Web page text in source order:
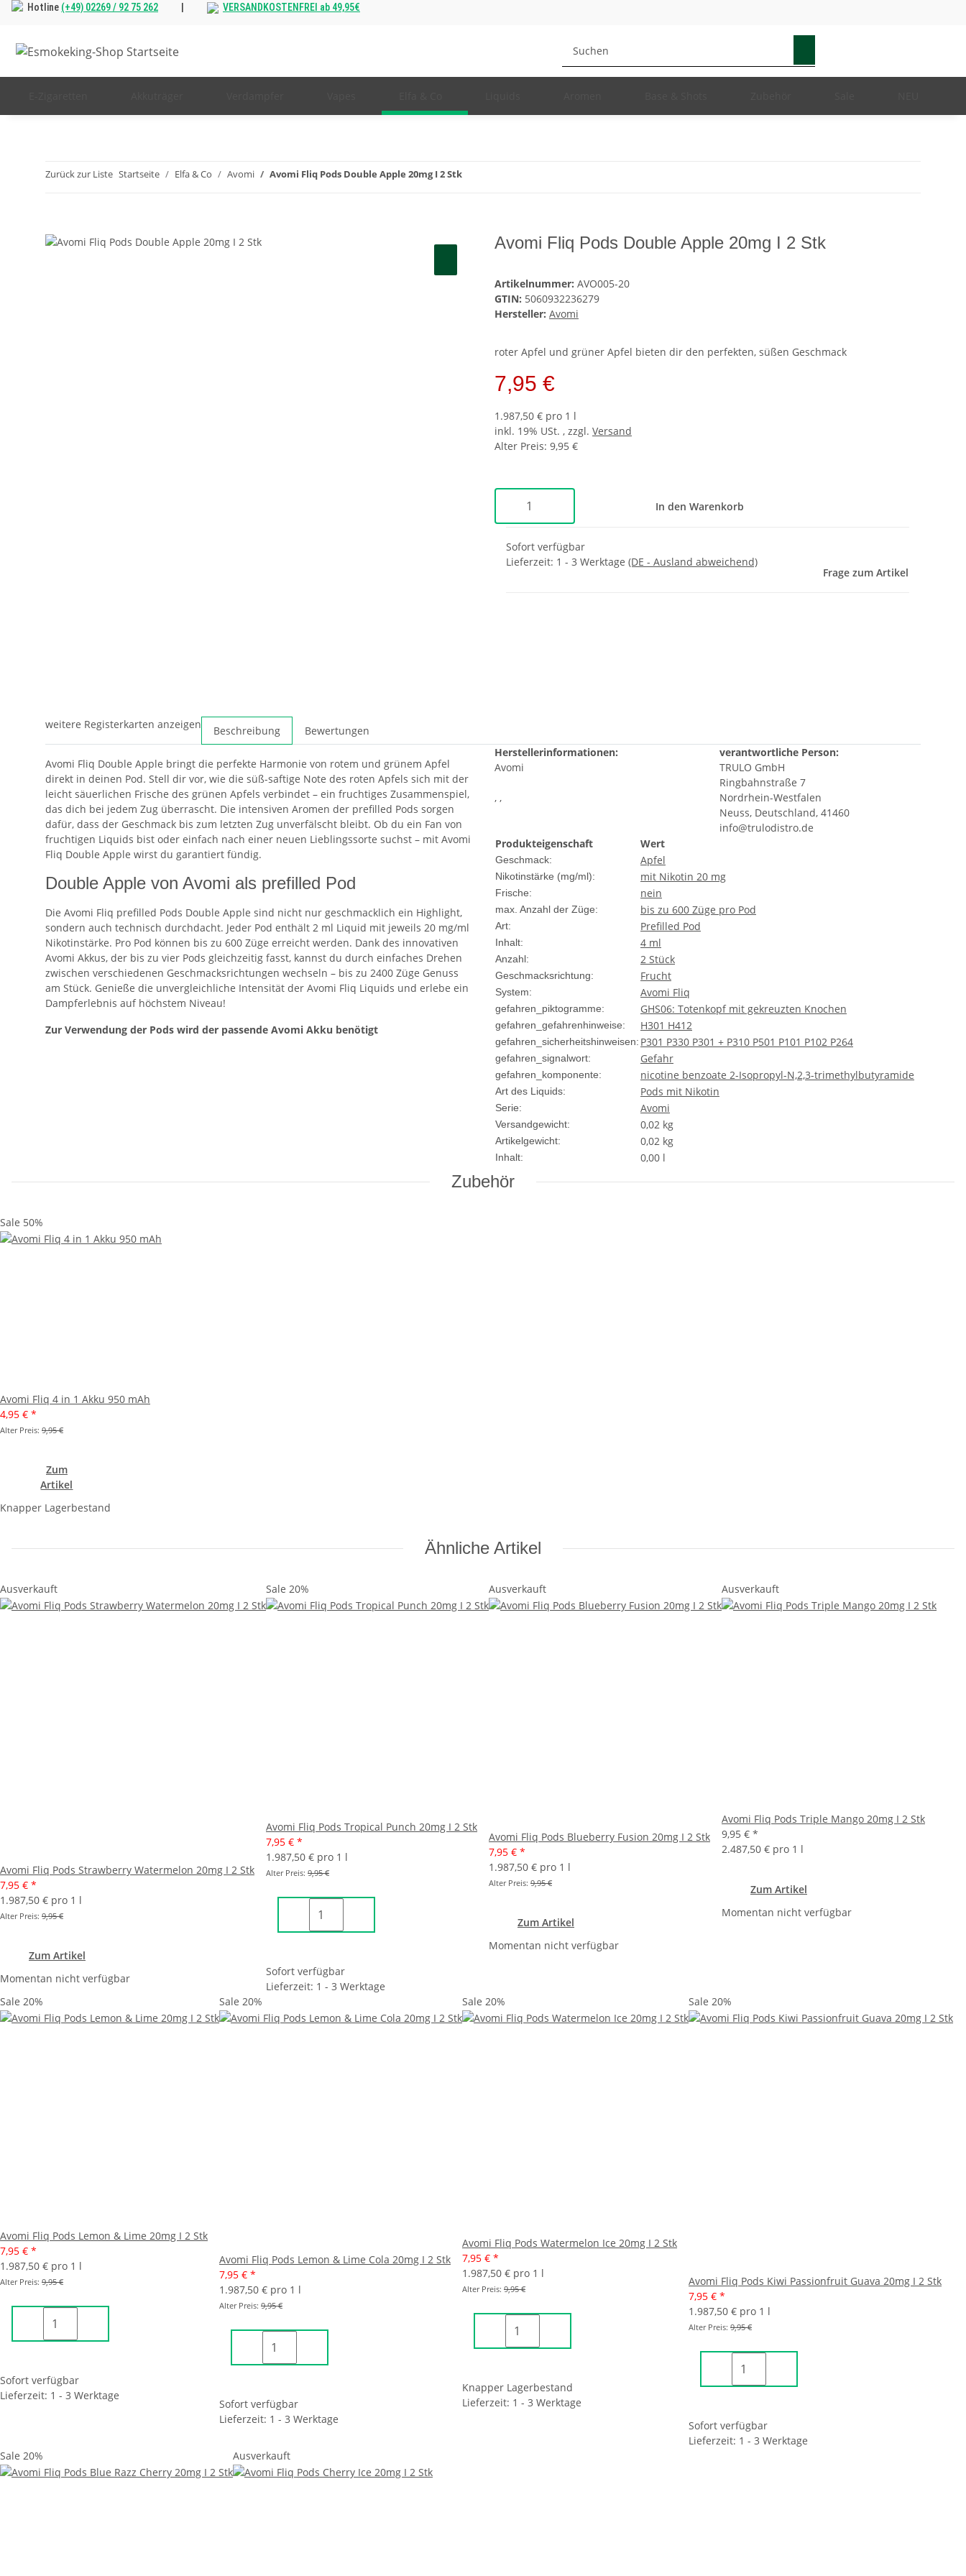
Hotline (+49) 02269 / 92 75 262 VERSANDKOSTENFREI ab 49,95€
Zurück zur Liste Startseite Elfa & Co Avomi Avomi Fliq Pods Double Apple 20mg I 2 Stk
Avomi Fliq Pods Double Apple 20mg I 2 Stk
Artikelnummer: AVO005-20
GTIN: 5060932236279
Hersteller: Avomi
roter Apfel und grüner Apfel bieten dir den perfekten, süßen Geschmack
7,95 €
1.987,50 € pro 1 l
inkl. 19% USt. , zzgl. Versand
Alter Preis: 9,95 €
In den Warenkorb
Sofort verfügbar
Lieferzeit: 1 - 3 Werktage (DE - Ausland abweichend)
Frage zum Artikel
weitere Registerkarten anzeigen Beschreibung Bewertungen
Avomi Fliq Double Apple bringt die perfekte Harmonie von rotem und grünem Apfel
direkt in deinen Pod. Stell dir vor, wie die süß-saftige Note des roten Apfels sich mit der
leicht säuerlichen Frische des grünen Apfels verbindet – ein fruchtiges Zusammenspiel,
das dich bei jedem Zug überrascht. Die intensiven Aromen der prefilled Pods sorgen
dafür, dass der Geschmack bis zum letzten Zug unverfälscht bleibt. Ob du ein Fan von
fruchtigen Liquids bist oder einfach nach einer neuen Lieblingssorte suchst – mit Avomi
Fliq Double Apple wirst du garantiert fündig.
Double Apple von Avomi als prefilled Pod
Die Avomi Fliq prefilled Pods Double Apple sind nicht nur geschmacklich ein Highlight,
sondern auch technisch durchdacht. Jeder Pod enthält 2 ml Liquid mit jeweils 20 mg/ml
Nikotinstärke. Pro Pod können bis zu 600 Züge erreicht werden. Dank des innovativen
Avomi Akkus, der bis zu vier Pods gleichzeitig fasst, kannst du durch einfaches Drehen
zwischen verschiedenen Geschmacksrichtungen wechseln – bis zu 2400 Züge Genuss
am Stück. Genieße die unvergleichliche Intensität der Avomi Fliq Liquids und erlebe ein
Dampferlebnis auf höchstem Niveau!
Zur Verwendung der Pods wird der passende Avomi Akku benötigt
Herstellerinformationen:
Avomi
, ,
verantwortliche Person:
TRULO GmbH
Ringbahnstraße 7
Nordrhein-Westfalen
Neuss, Deutschland, 41460
info@trulodistro.de
Produkteigenschaft
Wert
Geschmack: Apfel
Nikotinstärke (mg/ml): mit Nikotin 20 mg
Frische: nein
max. Anzahl der Züge: bis zu 600 Züge pro Pod
Art: Prefilled Pod
Inhalt: 4 ml
Anzahl: 2 Stück
Geschmacksrichtung: Frucht
System: Avomi Fliq
gefahren_piktogramme: GHS06: Totenkopf mit gekreuzten Knochen
gefahren_gefahrenhinweise: H301 H412
gefahren_sicherheitshinweisen: P301 P330 P301 + P310 P501 P101 P102 P264
gefahren_signalwort: Gefahr
gefahren_komponente: nicotine benzoate 2-Isopropyl-N,2,3-trimethylbutyramide
Art des Liquids: Pods mit Nikotin
Serie: Avomi
Versandgewicht: 0,02 kg
Artikelgewicht: 0,02 kg
Inhalt: 0,00 l
Zubehör
Sale 50%
Avomi Fliq 4 in 1 Akku 950 mAh
4,95 € *
Alter Preis: 9,95 €
Zum
Artikel
Knapper Lagerbestand
Ähnliche Artikel
Ausverkauft
Avomi Fliq Pods Strawberry Watermelon 20mg I 2 Stk
7,95 € *
1.987,50 € pro 1 l
Alter Preis: 9,95 €
Zum Artikel
Momentan nicht verfügbar
Sale 20%
Avomi Fliq Pods Tropical Punch 20mg I 2 Stk
7,95 € *
1.987,50 € pro 1 l
Alter Preis: 9,95 €
Sofort verfügbar
Lieferzeit: 1 - 3 Werktage
Ausverkauft
Avomi Fliq Pods Blueberry Fusion 20mg I 2 Stk
7,95 € *
1.987,50 € pro 1 l
Alter Preis: 9,95 €
Zum Artikel
Momentan nicht verfügbar
Ausverkauft
Avomi Fliq Pods Triple Mango 20mg I 2 Stk
9,95 € *
2.487,50 € pro 1 l
Zum Artikel
Momentan nicht verfügbar
Sale 20%
Avomi Fliq Pods Lemon & Lime 20mg I 2 Stk
7,95 € *
1.987,50 € pro 1 l
Alter Preis: 9,95 €
Sofort verfügbar
Lieferzeit: 1 - 3 Werktage
Sale 20%
Avomi Fliq Pods Lemon & Lime Cola 20mg I 2 Stk
7,95 € *
1.987,50 € pro 1 l
Alter Preis: 9,95 €
Sofort verfügbar
Lieferzeit: 1 - 3 Werktage
Sale 20%
Avomi Fliq Pods Watermelon Ice 20mg I 2 Stk
7,95 € *
1.987,50 € pro 1 l
Alter Preis: 9,95 €
Knapper Lagerbestand
Lieferzeit: 1 - 3 Werktage
Sale 20%
Avomi Fliq Pods Kiwi Passionfruit Guava 20mg I 2 Stk
7,95 € *
1.987,50 € pro 1 l
Alter Preis: 9,95 €
Sofort verfügbar
Lieferzeit: 1 - 3 Werktage
Sale 20%
Ausverkauft